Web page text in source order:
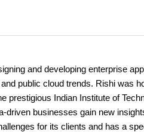
and developing enterprise
public cloud trends. Rishi was
prestigious Indian Institute of
driven businesses gain new
for its clients and has a